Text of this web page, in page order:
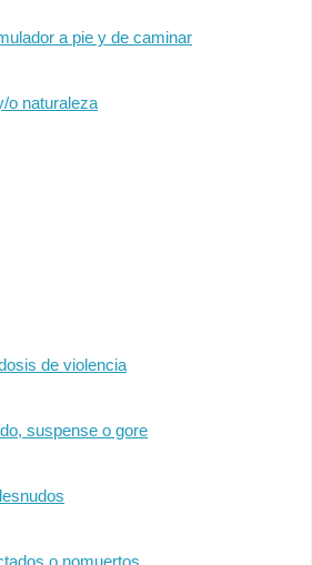
a pie y de caminar
o naturaleza
de violencia
suspense o gore
o nomuertos